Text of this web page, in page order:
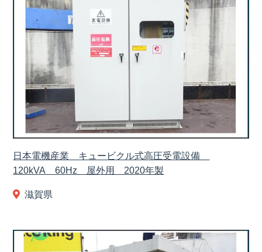
日本電機産業 キュービクル式高圧受電設備
120kVA 60Hz 屋外用 2020年製
滋賀県